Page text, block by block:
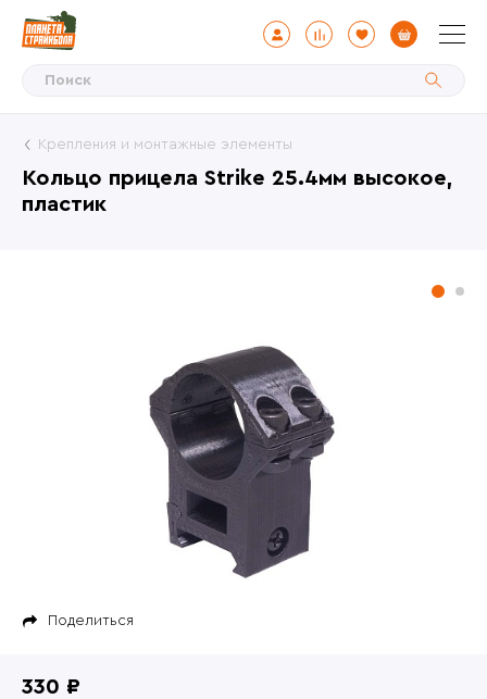
Кольцо прицела Strike 25.4мм высокое,
пластик
Крепления и монтажные элементы
Поделиться
330 ₽